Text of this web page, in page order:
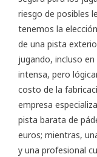
riesgo de posibles
tenemos la
de una pista
jugando, incluso
intensa, pero
costo de la
empresa
pista barata de
euros; mientras,
y una profesional